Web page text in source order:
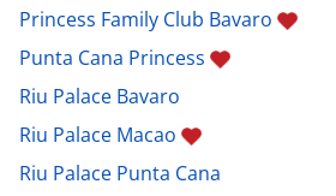
Princess Family Club Bavaro
Punta Cana Princess
Riu Palace Bavaro
Riu Palace Macao
Riu Palace Punta Cana